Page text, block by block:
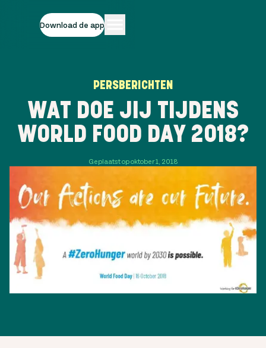
Download de app
PERSBERICHTEN
WAT DOE JIJ TIJDENS
WORLD FOOD DAY 2018?
Geplaatst op oktober 1, 2018